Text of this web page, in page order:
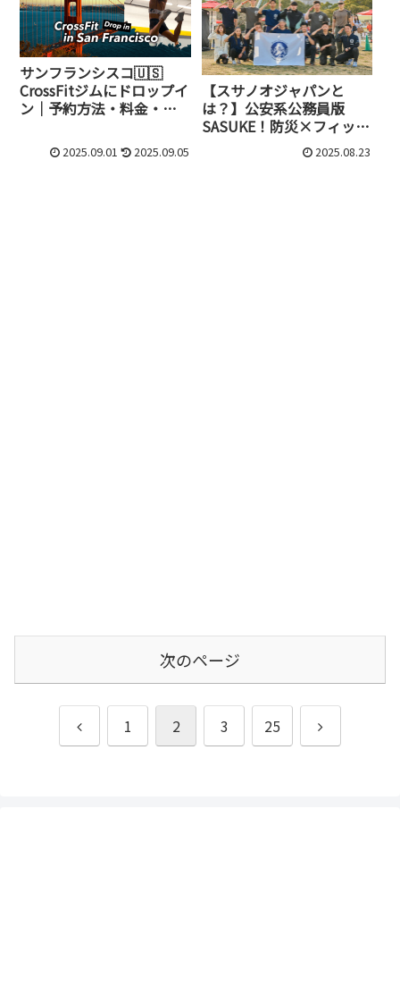
サンフランシスコ🇺🇸
CrossFitジムにドロップイ
ン｜予約方法・料金・雰
2025.09.01 2025.09.05
【スサノオジャパンと
は？】公安系公務員版
SASUKE！防災×フィット
ネスイベントとは？2025.08.23
次のページ
前
1 2 3 25
次